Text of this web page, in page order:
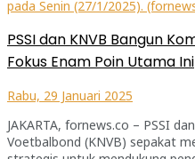
PSSI dan KNVB Bangun
Fokus Enam Poin Utama Ini
Rabu, 29 Januari 2025
JAKARTA, fornews.co – PSSI
Voetbalbond (KNVB) sepakat